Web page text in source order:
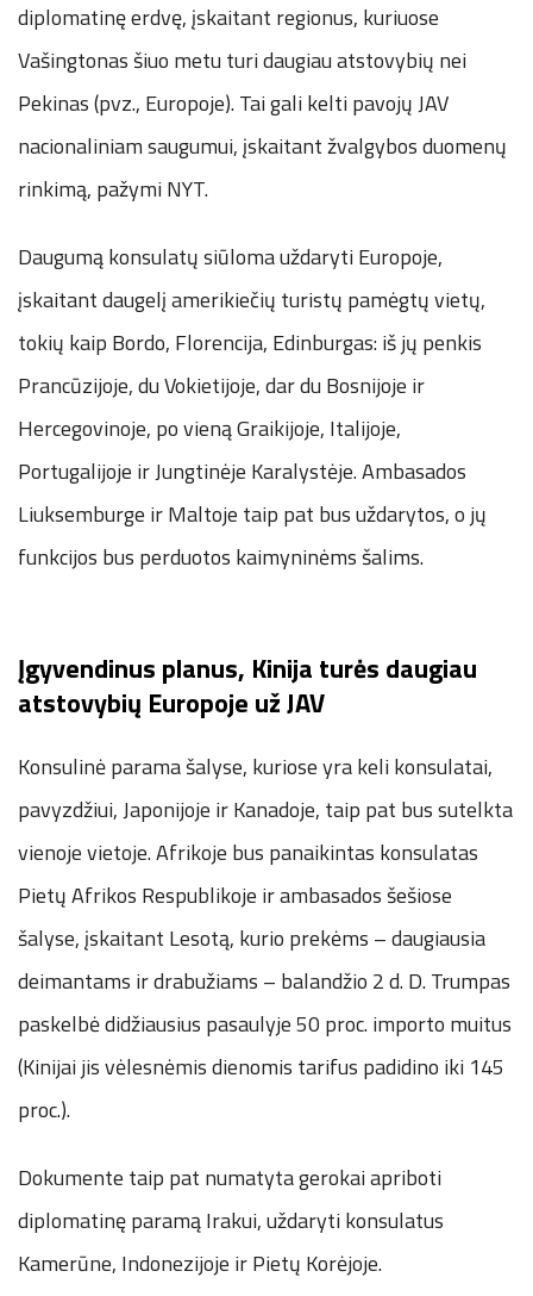
diplomatinę erdvę, įskaitant regionus, kuriuose
Vašingtonas šiuo metu turi daugiau atstovybių nei
Pekinas (pvz., Europoje). Tai gali kelti pavojų JAV
nacionaliniam saugumui, įskaitant žvalgybos duomenų
rinkimą, pažymi NYT.
Daugumą konsulatų siūloma uždaryti Europoje,
įskaitant daugelį amerikiečių turistų pamėgtų vietų,
tokių kaip Bordo, Florencija, Edinburgas: iš jų penkis
Prancūzijoje, du Vokietijoje, dar du Bosnijoje ir
Hercegovinoje, po vieną Graikijoje, Italijoje,
Portugalijoje ir Jungtinėje Karalystėje. Ambasados
Liuksemburge ir Maltoje taip pat bus uždarytos, o jų
funkcijos bus perduotos kaimyninėms šalims.
Įgyvendinus planus, Kinija turės daugiau
atstovybių Europoje už JAV
Konsulinė parama šalyse, kuriose yra keli konsulatai,
pavyzdžiui, Japonijoje ir Kanadoje, taip pat bus sutelkta
vienoje vietoje. Afrikoje bus panaikintas konsulatas
Pietų Afrikos Respublikoje ir ambasados šešiose
šalyse, įskaitant Lesotą, kurio prekėms – daugiausia
deimantams ir drabužiams – balandžio 2 d. D. Trumpas
paskelbė didžiausius pasaulyje 50 proc. importo muitus
(Kinijai jis vėlesnėmis dienomis tarifus padidino iki 145
proc.).
Dokumente taip pat numatyta gerokai apriboti
diplomatinę paramą Irakui, uždaryti konsulatus
Kamerūne, Indonezijoje ir Pietų Korėjoje.